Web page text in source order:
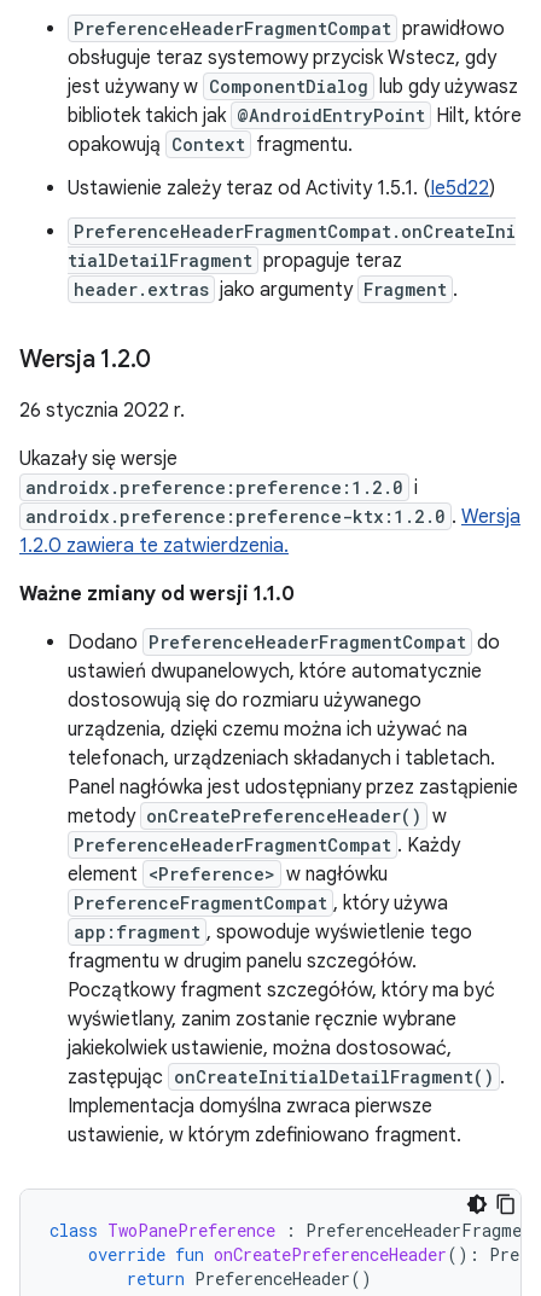
PreferenceHeaderFragmentCompat prawidłowo
obsługuje teraz systemowy przycisk Wstecz, gdy
jest używany w ComponentDialog lub gdy używasz
bibliotek takich jak @AndroidEntryPoint Hilt, które
opakowują Context fragmentu.
Ustawienie zależy teraz od Activity 1.5.1. (Ie5d22)
PreferenceHeaderFragmentCompat.onCreateIni
tialDetailFragment propaguje teraz
header.extras jako argumenty Fragment .
Wersja 1.2.0
26 stycznia 2022 r.
Ukazały się wersje
androidx.preference:preference:1.2.0 i
androidx.preference:preference-ktx:1.2.0 . Wersja
1.2.0 zawiera te zatwierdzenia.
Ważne zmiany od wersji 1.1.0
Dodano PreferenceHeaderFragmentCompat do
ustawień dwupanelowych, które automatycznie
dostosowują się do rozmiaru używanego
urządzenia, dzięki czemu można ich używać na
telefonach, urządzeniach składanych i tabletach.
Panel nagłówka jest udostępniany przez zastąpienie
metody onCreatePreferenceHeader() w
PreferenceHeaderFragmentCompat . Każdy
element <Preference> w nagłówku
PreferenceFragmentCompat , który używa
app:fragment , spowoduje wyświetlenie tego
fragmentu w drugim panelu szczegółów.
Początkowy fragment szczegółów, który ma być
wyświetlany, zanim zostanie ręcznie wybrane
jakiekolwiek ustawienie, można dostosować,
zastępując onCreateInitialDetailFragment() .
Implementacja domyślna zwraca pierwsze
ustawienie, w którym zdefiniowano fragment.
class TwoPanePreference :
override fun onCreatePreferenceHeader():
return PreferenceHeader()